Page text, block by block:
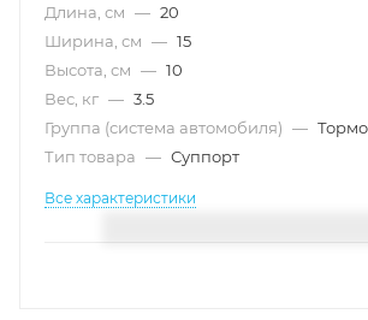
Длина, см — 20
Ширина, см — 15
Высота, см — 10
Вес, кг — 3.5
Группа (система автомобиля) —
Тип товара — Суппорт
Все характеристики